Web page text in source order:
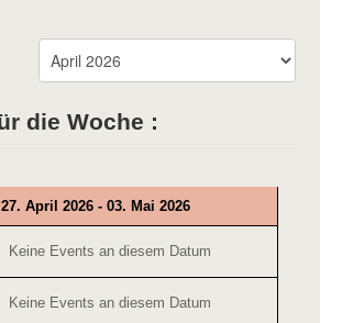
die Woche :
27. April 2026 - 03. Mai 2026
Keine Events an diesem Datum
Keine Events an diesem Datum